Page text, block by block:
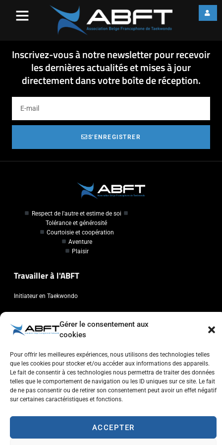
Gérer le consentement aux
cookies
Pour offrir les meilleures expériences, nous utilisons des technologies telles
que les cookies pour stocker et/ou accéder aux informations des appareils.
Le fait de consentir à ces technologies nous permettra de traiter des données
telles que le comportement de navigation ou les ID uniques sur ce site. Le fait
de ne pas consentir ou de retirer son consentement peut avoir un effet négatif
sur certaines caractéristiques et fonctions.
ACCEPTER
2015-2
fiche formation combat 02-2015-2
Inscrivez-vous à notre newsletter pour recevoir
les dernières actualités et mises à jour
directement dans votre boîte de réception.
S'ENREGISTRER
Respect de l'autre et estime de soi
Tolérance et générosité
Courtoisie et coopération
Aventure
Plaisir
Travailler à l'ABFT
Initiateur en Taekwondo
Chaussée de Wavre, 2057 - 1160 Auderghem
info@abft.be
+32 (0)2 347 34 77